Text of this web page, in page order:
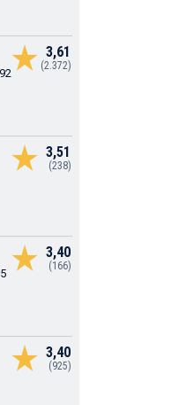
Giannini
3,61
(2.372)
3,51
(238)
3,40
(166)
3,40
(925)